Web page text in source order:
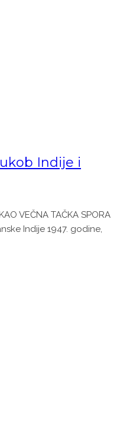
Indije i
VEČNA TAČKA SPORA
Indije 1947. godine,